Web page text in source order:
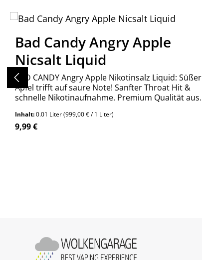
Produktgalerie überspringen
Bad Candy Angry Apple
Nicsalt Liquid
BAD CANDY Angry Apple Nikotinsalz Liquid: Süßer
Apfel trifft auf saure Note! Sanfter Throat Hit &
schnelle Nikotinaufnahme. Premium Qualität aus
Inhalt:0.01 Liter(999,00 € / 1 Liter)
Regulärer Preis:
9,99 €